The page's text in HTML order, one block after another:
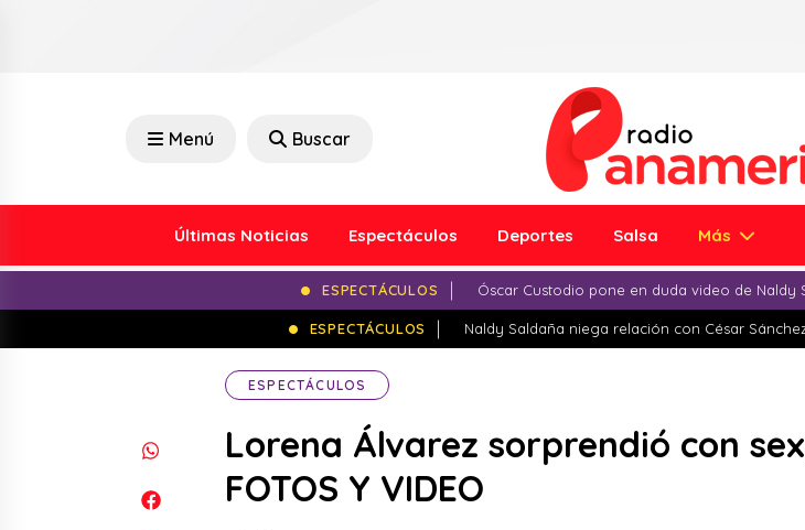
Menú Buscar
Últimas Noticias Espectáculos Deportes Salsa Más
ESPECTÁCULOS Óscar Custodio pone en duda video de Naldy
ESPECTÁCULOS Naldy Saldaña niega relación con César
ESPECTÁCULOS
Lorena Álvarez sorprendió con
FOTOS Y VIDEO